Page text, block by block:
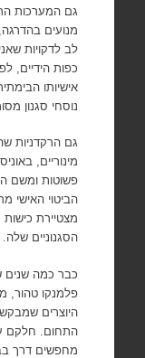
גם המערכות
מנועים
לב לדקויות
כפות הידיים,
אישיותו
נוסחי סגנון
גם הרקדניות
מינוריים,
פשוטות ומשם
הביטוי האישי
מצטיירת
הסגנוניים שלה.
כבר כמה שנים
פלמנקו טהור,
היוצרים
התחום. חלקם
מחפשים דרך